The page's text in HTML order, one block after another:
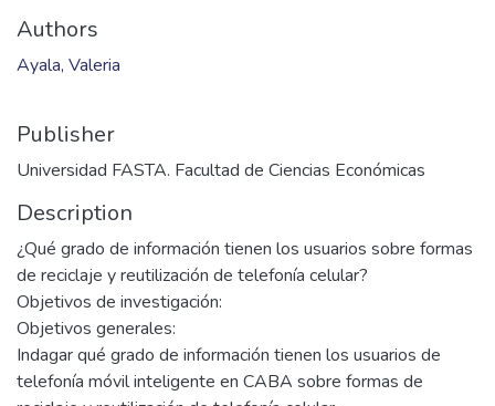
Authors
Ayala, Valeria
Publisher
Universidad FASTA. Facultad de Ciencias Económicas
Description
¿Qué grado de información tienen los usuarios sobre formas
de reciclaje y reutilización de telefonía celular?
Objetivos de investigación:
Objetivos generales:
Indagar qué grado de información tienen los usuarios de
telefonía móvil inteligente en CABA sobre formas de